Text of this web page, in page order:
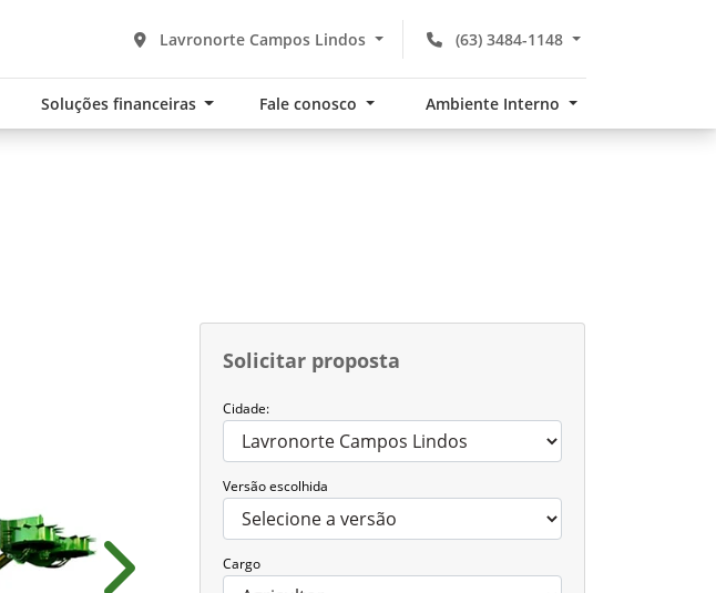
(63) 3484-1148
Lavronorte Campos Lindos
Soluções financeiras Fale conosco Ambiente Interno
Solicitar proposta
Cidade:
Versão escolhida
Cargo
Próximo